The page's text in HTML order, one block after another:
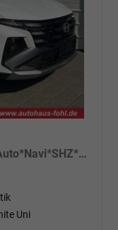
Black Line 1.6 T-GDi HEV AT Android Auto*Navi*SHZ*Kamera*2Z Klimaauto*
Uni